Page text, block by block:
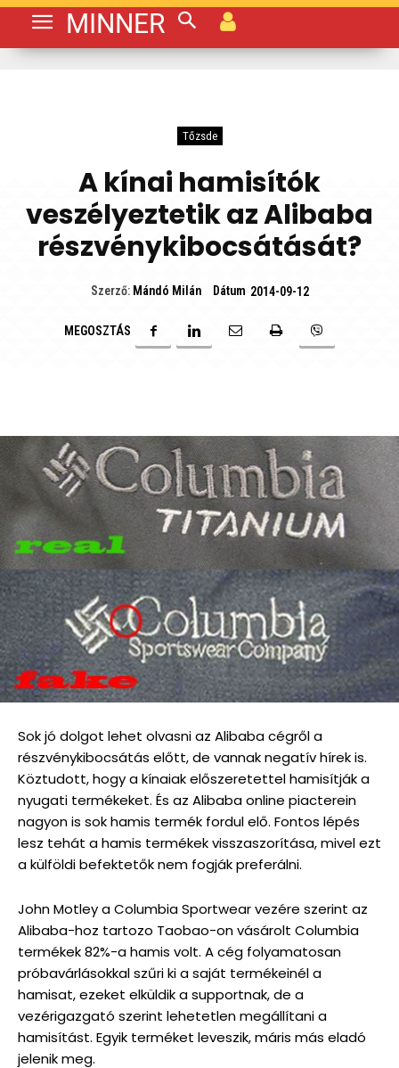
MINNER
Tőzsde
A kínai hamisítók
veszélyeztetik az Alibaba
részvénykibocsátását?
Szerző: Mándó Milán Dátum 2014-09-12
MEGOSZTÁS
Sok jó dolgot lehet olvasni az Alibaba cégről a
részvénykibocsátás előtt, de vannak negatív hírek is.
Köztudott, hogy a kínaiak előszeretettel hamisítják a
nyugati termékeket. És az Alibaba online piacterein
nagyon is sok hamis termék fordul elő. Fontos lépés
lesz tehát a hamis termékek visszaszorítása, mivel ezt
a külföldi befektetők nem fogják preferálni.
John Motley a Columbia Sportwear vezére szerint az
Alibaba-hoz tartozo Taobao-on vásárolt Columbia
termékek 82%-a hamis volt. A cég folyamatosan
próbavárlásokkal szűri ki a saját termékeinél a
hamisat, ezeket elküldik a supportnak, de a
vezérigazgató szerint lehetetlen megállítani a
hamisítást. Egyik terméket leveszik, máris más eladó
jelenik meg.